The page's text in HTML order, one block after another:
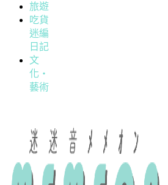
旅遊
吃貨
迷編
日記
文
化・
藝術